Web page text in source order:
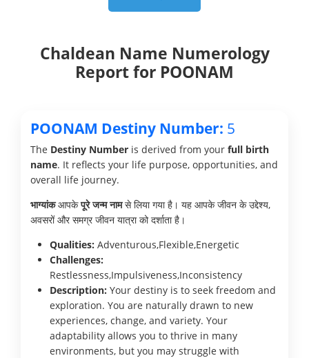
Chaldean Name Numerology
Report for POONAM
POONAM Destiny Number: 5
The Destiny Number is derived from your full birth
name. It reflects your life purpose, opportunities, and
overall life journey.
भाग्यांकआपकेपूरे जन्म नामसे लिया गया है। यह आपके जीवन के उद्देश्य,
अवसरों और समग्र जीवन यात्रा को दर्शाता है।
Qualities: Adventurous,Flexible,Energetic
Challenges:
Restlessness,Impulsiveness,Inconsistency
Description: Your destiny is to seek freedom and
exploration. You are naturally drawn to new
experiences, change, and variety. Your
adaptability allows you to thrive in many
environments, but you may struggle with